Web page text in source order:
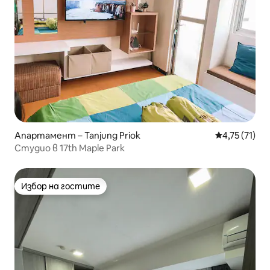
Апартамент – Tanjung Priok Средна
4,75 (71)
Студио в 17th Maple Park
Избор на гостите
Избор на гостите